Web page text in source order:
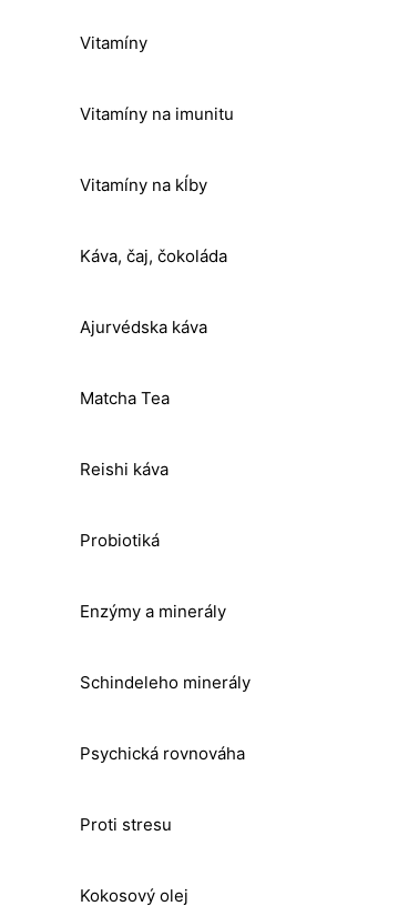
Vitamíny
Vitamíny na imunitu
Vitamíny na kĺby
Káva, čaj, čokoláda
Ajurvédska káva
Matcha Tea
Reishi káva
Probiotiká
Enzýmy a minerály
Schindeleho minerály
Psychická rovnováha
Proti stresu
Kokosový olej